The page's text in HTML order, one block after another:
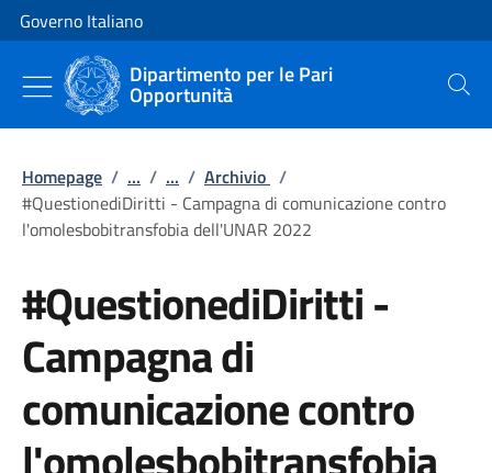
Vai al contenuto
Vai alla navigazione del sito
Governo Italiano
Dipartimento per le Pari
Opportunità Cerca
Homepage / ... / ... / Archivio /
#QuestionediDiritti - Campagna di comunicazione contro
l'omolesbobitransfobia dell'UNAR 2022
#QuestionediDiritti -
Campagna di
comunicazione contro